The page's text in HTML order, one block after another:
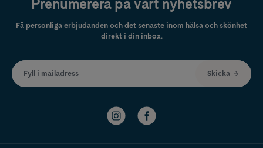
Prenumerera på vårt nyhetsbrev
Få personliga erbjudanden och det senaste inom hälsa och skönhet
direkt i din inbox.
Fyll i mailadress Skicka